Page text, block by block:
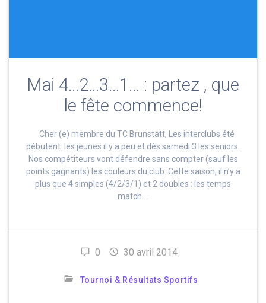
Mai 4…2…3…1… : partez , que
le fête commence!
Cher (e) membre du TC Brunstatt, Les interclubs été
débutent: les jeunes il y a peu et dès samedi 3 les seniors.
Nos compétiteurs vont défendre sans compter (sauf les
points gagnants) les couleurs du club. Cette saison, il n’y a
plus que 4 simples (4/2/3/1) et 2 doubles : les temps
match …
0 30 avril 2014
Tournoi & Résultats Sportifs